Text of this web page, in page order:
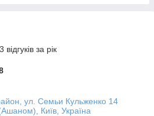
за рік
ул. Семьи Кульженко 14
Київ, Україна